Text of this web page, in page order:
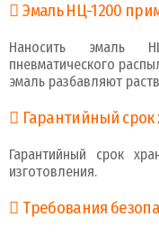
Эмаль НЦ-1200
Наносить эмаль
пневматического
эмаль разбавляют
Гарантийный срок
Гарантийный срок
изготовления.
Требования